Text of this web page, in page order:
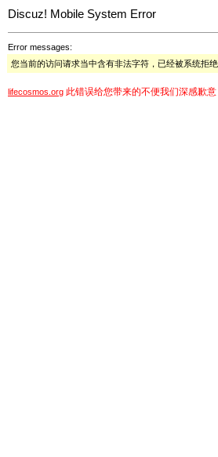
Discuz! Mobile System Error
Error messages:
您当前的访问请求当中含有非法字符，已经被系统拒绝
lifecosmos.org 此错误给您带来的不便我们深感歉意